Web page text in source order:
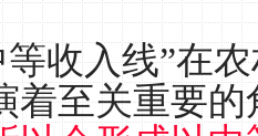
等收入线”在
着至关重要